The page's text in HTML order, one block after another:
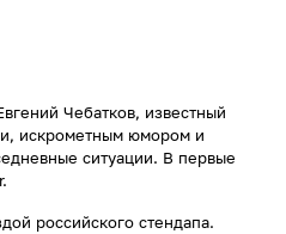
Чебатков, известный
искрометным юмором и
ситуации. В первые
российского стендапа.